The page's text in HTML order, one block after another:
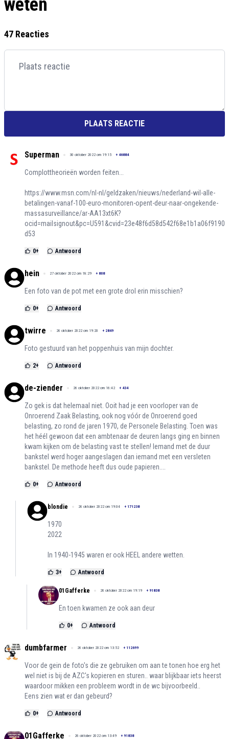
weten
47 Reacties
PLAATS REACTIE
Superman 30 oktober 2022 om 19:15 + 46884
Complottheorieën worden feiten...
https://www.msn.com/nl-nl/geldzaken/nieuws/nederland-wil-alle-
betalingen-vanaf-100-euro-monitoren-opent-deur-naar-ongekende-
massasurveillance/ar-AA13xt6K?
ocid=mailsignout&pc=U591&cvid=23e48f6d58d542f68e1b1a06f9190
d53
0+ Antwoord
hein 27 oktober 2022 om 18:29 + 808
Een foto van de pot met een grote drol erin misschien?
0+ Antwoord
twirre 26 oktober 2022 om 19:20 + 2849
Foto gestuurd van het poppenhuis van mijn dochter.
2+ Antwoord
de-ziender 26 oktober 2022 om 16:42 + 434
Zo gek is dat helemaal niet. Ooit had je een voorloper van de
Onroerend Zaak Belasting, ook nog vóór de Onroerend goed
belasting, zo rond de jaren 1970, de Personele Belasting. Toen was
het héél gewoon dat een ambtenaar de deuren langs ging en binnen
kwam kijken om de belasting vast te stellen! Iemand met de duur
bankstel werd hoger aangeslagen dan iemand met een versleten
bankstel. De methode heeft dus oude papieren....
0+ Antwoord
blondie 26 oktober 2022 om 19:04 + 171238
1970
2022
In 1940-1945 waren er ook HEEL andere wetten.
3+ Antwoord
01Gafferke 26 oktober 2022 om 19:19 + 91838
En toen kwamen ze ook aan deur
0+ Antwoord
dumbfarmer 26 oktober 2022 om 13:52 + 112699
Voor de gein de foto's die ze gebruiken om aan te tonen hoe erg het
wel niet is bij de AZC's kopieren en sturen.. waar blijkbaar iets heerst
waardoor mikken een probleem wordt in de wc bijvoorbeeld..
Eens zien wat er dan gebeurd?
0+ Antwoord
01Gafferke 26 oktober 2022 om 13:49 + 91838